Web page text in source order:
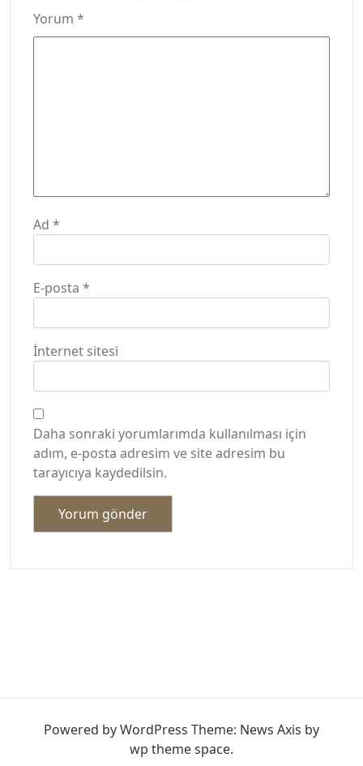
Yorum *
Ad *
E-posta *
İnternet sitesi
Daha sonraki yorumlarımda kullanılması için
adım, e-posta adresim ve site adresim bu
tarayıcıya kaydedilsin.
Powered by WordPress Theme: News Axis by
wp theme space.